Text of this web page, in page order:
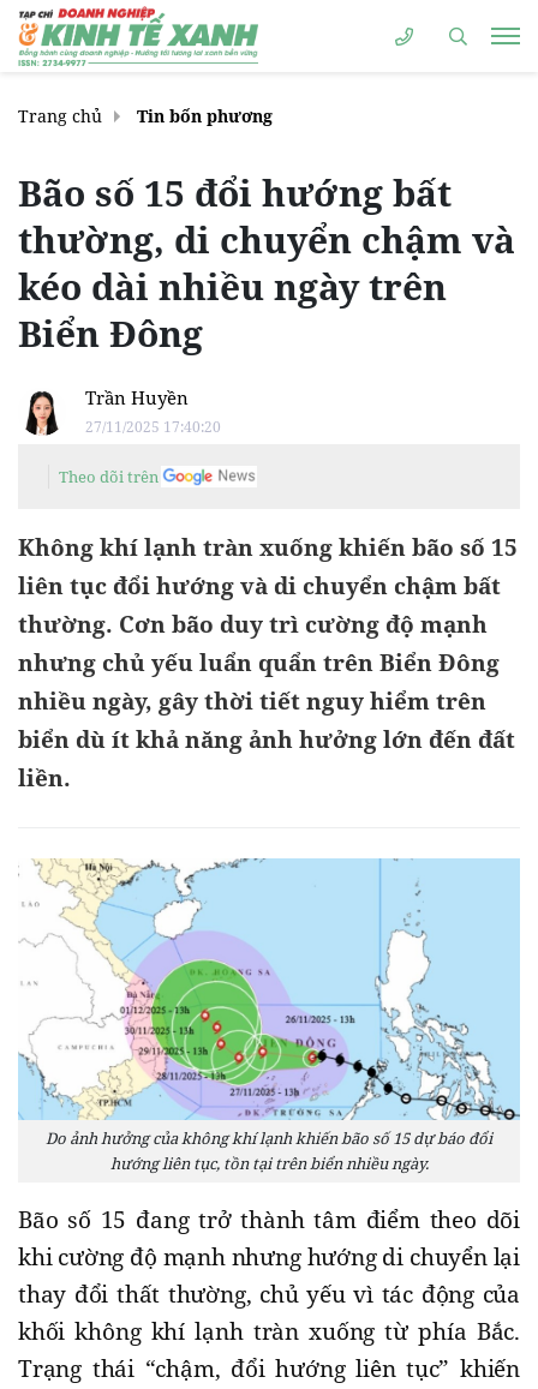
Trang chủ Tin bốn phương
Bão số 15 đổi hướng bất
thường, di chuyển chậm và
kéo dài nhiều ngày trên
Biển Đông
Trần Huyền
27/11/2025 17:40:20
Theo dõi trên
Không khí lạnh tràn xuống khiến bão số 15
liên tục đổi hướng và di chuyển chậm bất
thường. Cơn bão duy trì cường độ mạnh
nhưng chủ yếu luẩn quẩn trên Biển Đông
nhiều ngày, gây thời tiết nguy hiểm trên
biển dù ít khả năng ảnh hưởng lớn đến đất
liền.
Do ảnh hưởng của không khí lạnh khiến bão số 15 dự báo đổi
hướng liên tục, tồn tại trên biển nhiều ngày.
Bão số 15 đang trở thành tâm điểm theo dõi
khi cường độ mạnh nhưng hướng di chuyển lại
thay đổi thất thường, chủ yếu vì tác động của
khối không khí lạnh tràn xuống từ phía Bắc.
Trạng thái “chậm, đổi hướng liên tục” khiến